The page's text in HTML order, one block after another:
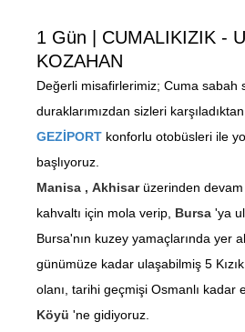
1 Gün | CUMALIKIZIK -
KOZAHAN
Değerli misafirlerimiz; Cuma sabah
duraklarımızdan sizleri
GEZİPORT konforlu otobüsleri ile
başlıyoruz.
Manisa , Akhisarüzerinden
kahvaltı için mola verip, Bursa 'ya
Bursa'nın kuzey yamaçlarında yer
günümüze kadar ulaşabilmiş 5
olanı, tarihi geçmişi Osmanlı kadar
Köyü 'ne gidiyoruz.